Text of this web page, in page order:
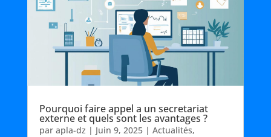
Pourquoi faire appel a un secretariat
externe et quels sont les avantages ?
par apla-dz | Juin 9, 2025| Actualités,